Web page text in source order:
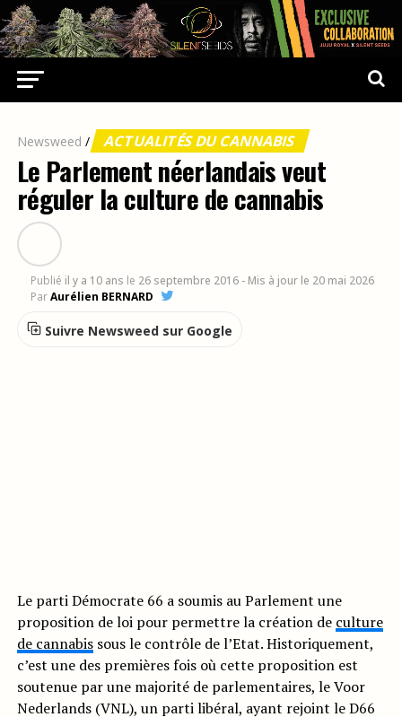
Newsweed / ACTUALITÉS DU CANNABIS
Le Parlement néerlandais veut
réguler la culture de cannabis
Publié il y a 10 ans le 26 septembre 2016 - Mis à jour le 20 mai 2026
ParAurélien BERNARD
Suivre Newsweed sur Google
Le parti Démocrate 66 a soumis au Parlement une
proposition de loi pour permettre la création de culture
de cannabissous le contrôle de l’Etat. Historiquement,
c’est une des premières fois où cette proposition est
soutenue par une majorité de parlementaires, le Voor
Nederlands (VNL), un parti libéral, ayant rejoint le D66